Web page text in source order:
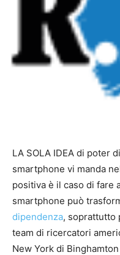
LA SOLA IDEA di poter
smartphone vi manda
positiva è il caso di fare
smartphone può
dipendenza, soprattutto
team di ricercatori
New York di